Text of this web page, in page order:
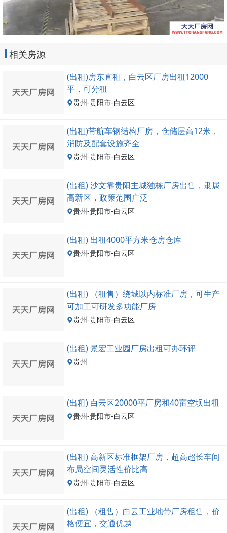
相关房源
(出租)房东直租，白云区厂房出租12000
平，可分租
贵州-贵阳市-白云区
(出租)带航车钢结构厂房，仓储层高12米，
消防及配套设施齐全
贵州-贵阳市-白云区
(出租) 沙文靠贵阳主城独栋厂房出售，隶属
高新区，政策范围广泛
贵州-贵阳市-白云区
(出租) 出租4000平方米仓房仓库
贵州-贵阳市-白云区
(出租) （租售）绕城以内标准厂房，可生产
可加工可研发多功能厂房
贵州-贵阳市-白云区
(出租) 景宏工业园厂房出租可办环评
贵州
(出租) 白云区20000平厂房和40亩空坝出租
贵州-贵阳市-白云区
(出租) 高新区标准框架厂房，超高超长车间
布局空间灵活性价比高
贵州-贵阳市-白云区
(出租) （租售）白云工业地带厂房租售，价
格便宜，交通优越